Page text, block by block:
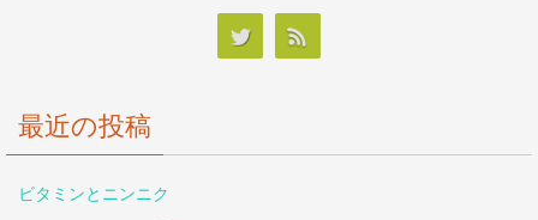
最近の投稿
ビタミンとニンニク